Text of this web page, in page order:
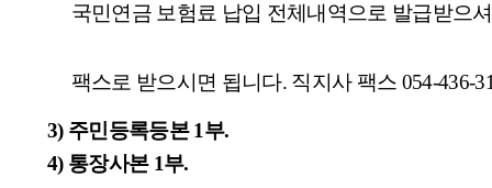
국민연금 보험료 납입 전체내역으로 발급받으
팩스로 받으시면 됩니다. 직지사 팩스 054-436-
3) 주민등록등본1부.
4) 통장사본 1부.